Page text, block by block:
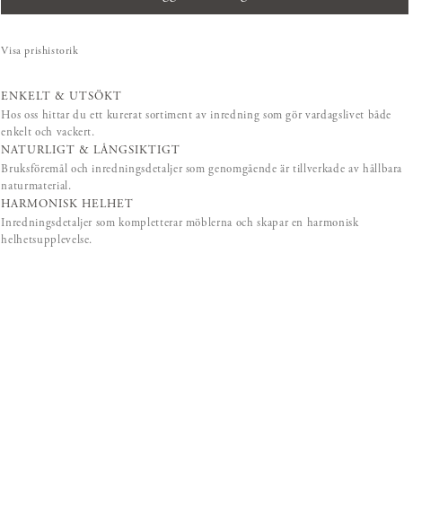
Visa prishistorik
ENKELT & UTSÖKT
Hos oss hittar du ett kurerat sortiment av inredning som gör vardagslivet både
enkelt och vackert.
NATURLIGT & LÅNGSIKTIGT
Bruksföremål och inredningsdetaljer som genomgående är tillverkade av hållbara
naturmaterial.
HARMONISK HELHET
Inredningsdetaljer som kompletterar möblerna och skapar en harmonisk
helhetsupplevelse.